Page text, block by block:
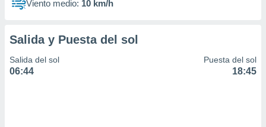
1199Viento medio: 10 km/h
Salida y Puesta del sol
Salida del sol
06:44
Puesta del sol
18:45